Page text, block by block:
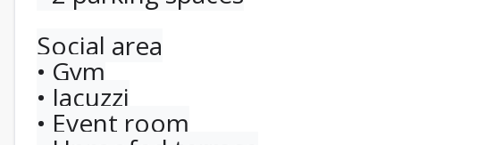
Social area
• Gym
• ⁠Jacuzzi
• ⁠Event room